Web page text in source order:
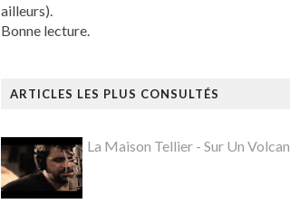
ailleurs).
Bonne lecture.
ARTICLES LES PLUS CONSULTÉS
La Maison Tellier - Sur Un Volcan